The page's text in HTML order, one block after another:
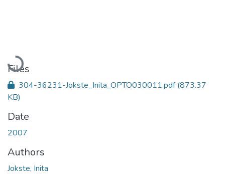
Loading...
Files
304-36231-Jokste_Inita_OPTO030011.pdf(873.37
KB)
Date
2007
Authors
Jokste, Inita